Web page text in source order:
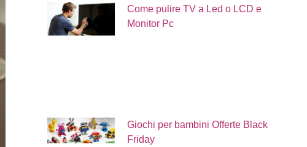
Come pulire TV a Led o LCD e
Monitor Pc
Giochi per bambini Offerte Black
Friday